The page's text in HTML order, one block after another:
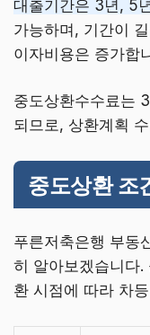
대출기간은 3년, 5
가능하며, 기간이
이자비용은 증가합
중도상환수수료는
되므로, 상환계획
중도상환 조
푸른저축은행 부동
히 알아보겠습니다
환 시점에 따라 차